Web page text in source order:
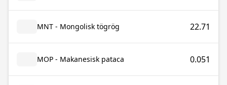
MNT - Mongolisk tögrög 22.71
MOP - Makanesisk pataca 0.051